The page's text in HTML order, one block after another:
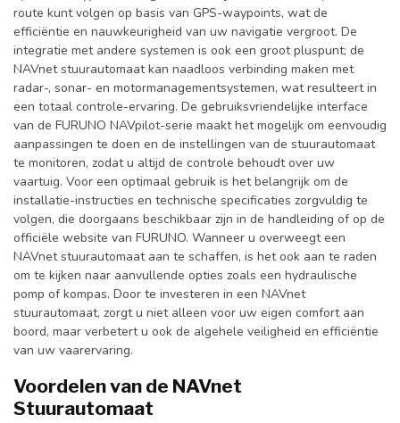
route kunt volgen op basis van GPS-waypoints, wat de
efficiëntie en nauwkeurigheid van uw navigatie vergroot. De
integratie met andere systemen is ook een groot pluspunt; de
NAVnet stuurautomaat kan naadloos verbinding maken met
radar-, sonar- en motormanagementsystemen, wat resulteert in
een totaal controle-ervaring. De gebruiksvriendelijke interface
van de FURUNO NAVpilot-serie maakt het mogelijk om eenvoudig
aanpassingen te doen en de instellingen van de stuurautomaat
te monitoren, zodat u altijd de controle behoudt over uw
vaartuig. Voor een optimaal gebruik is het belangrijk om de
installatie-instructies en technische specificaties zorgvuldig te
volgen, die doorgaans beschikbaar zijn in de handleiding of op de
officiële website van FURUNO. Wanneer u overweegt een
NAVnet stuurautomaat aan te schaffen, is het ook aan te raden
om te kijken naar aanvullende opties zoals een hydraulische
pomp of kompas. Door te investeren in een NAVnet
stuurautomaat, zorgt u niet alleen voor uw eigen comfort aan
boord, maar verbetert u ook de algehele veiligheid en efficiëntie
van uw vaarervaring.
Voordelen van de NAVnet
Stuurautomaat